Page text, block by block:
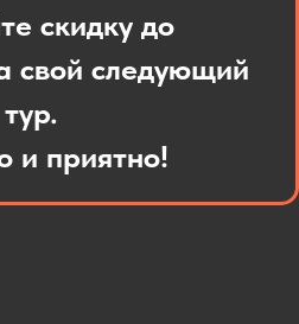
скидку до
свой следующий
тур.
и приятно!